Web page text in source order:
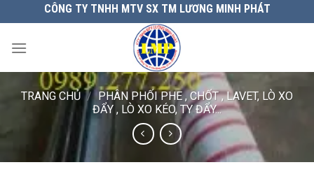
đến
nội
CÔNG TY TNHH MTV SX TM LƯƠNG MINH PHÁT
TRANG CHỦ / PHÂN PHỐI PHE , CHỐT , LAVET, LÒ XO
ĐẨY , LÒ XO KÉO, TY ĐẨY...